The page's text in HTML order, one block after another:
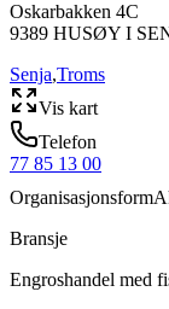
Oskarbakken 4C
9389 HUSØY I
Senja,Troms
Vis kart
Telefon
77 85 13 00
Organisasjonsform
Bransje
Engroshandel med